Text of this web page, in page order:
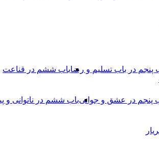
پنجم در باب تسلیم و رضاباب ششم در قناعت
پنجم در عشق و جوانىباب ششم در ناتوانى و